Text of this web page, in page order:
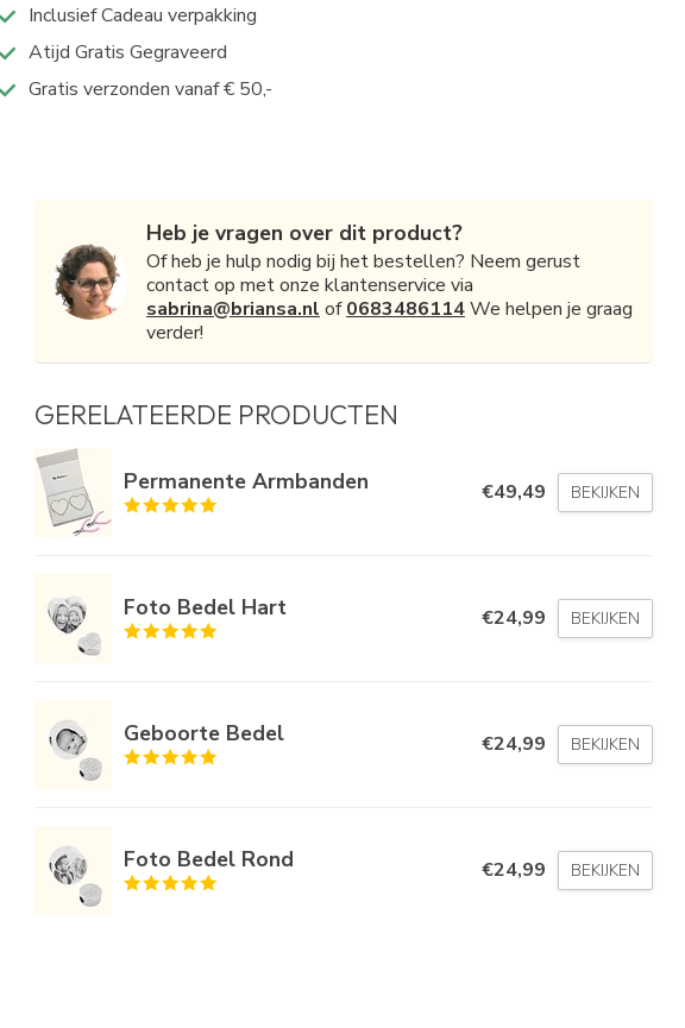
Inclusief Cadeau verpakking
Atijd Gratis Gegraveerd
Gratis verzonden vanaf € 50,-
Heb je vragen over dit product?
Of heb je hulp nodig bij het bestellen? Neem gerust
contact op met onze klantenservice via
sabrina@briansa.nl of0683486114We helpen je graag
verder!
GERELATEERDE PRODUCTEN
Permanente Armbanden €49,49 BEKIJKEN
Foto Bedel Hart €24,99 BEKIJKEN
Geboorte Bedel €24,99 BEKIJKEN
Foto Bedel Rond €24,99 BEKIJKEN